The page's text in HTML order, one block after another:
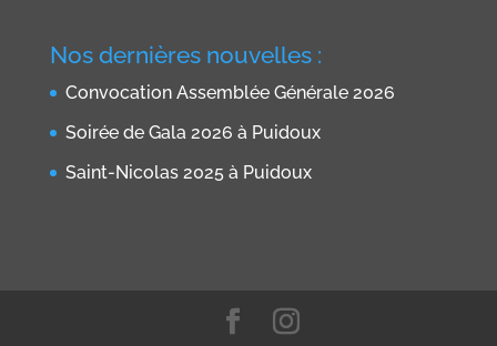
Nos dernières nouvelles :
Convocation Assemblée Générale 2026
Soirée de Gala 2026 à Puidoux
Saint-Nicolas 2025 à Puidoux